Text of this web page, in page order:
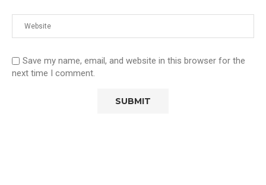
Save my name, email, and website in this browser for the
next time I comment.